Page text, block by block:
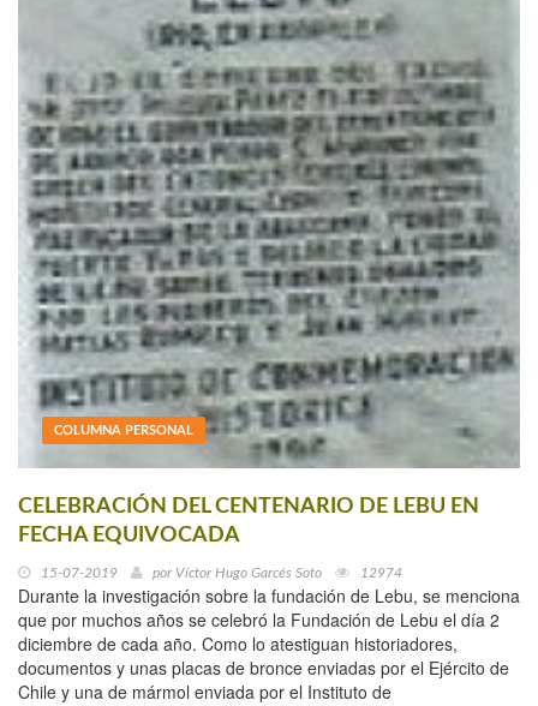
COLUMNA PERSONAL
CELEBRACIÓN DEL CENTENARIO DE LEBU EN
FECHA EQUIVOCADA
15-07-2019 por Víctor Hugo Garcés Soto 12974
Durante la investigación sobre la fundación de Lebu, se menciona
que por muchos años se celebró la Fundación de Lebu el día 2
diciembre de cada año. Como lo atestiguan historiadores,
documentos y unas placas de bronce enviadas por el Ejército de
Chile y una de mármol enviada por el Instituto de